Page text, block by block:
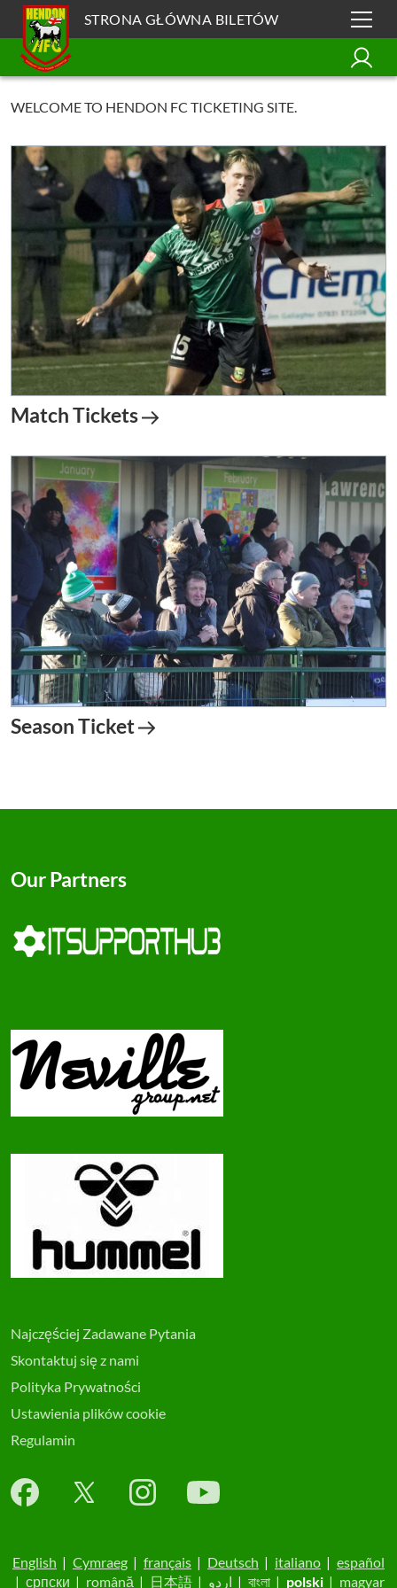
STRONA GŁÓWNA BILETÓW
WELCOME TO HENDON FC TICKETING SITE.
Match Tickets
Season Ticket
Najczęściej Zadawane Pytania
Skontaktuj się z nami
Polityka Prywatności
Ustawienia plików cookie
Regulamin
Our Partners
English | Cymraeg | français | Deutsch | italiano | español
| српски | română | 日本語 | اردو | বাংলা | polski | magyar